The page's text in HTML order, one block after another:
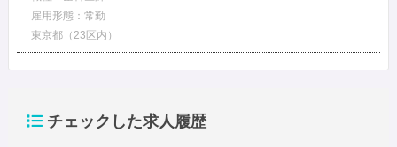
雇用形態：常勤
東京都（23区内）
チェックした求人履歴